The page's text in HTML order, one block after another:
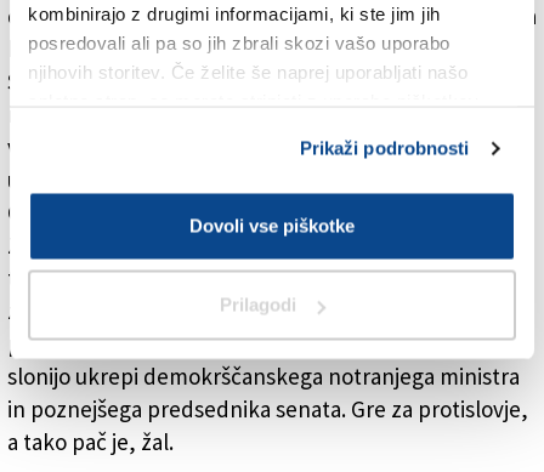
kombinirajo z drugimi informacijami, ki ste jim jih
posredovali ali pa so jih zbrali skozi vašo uporabo
njihovih storitev. Če želite še naprej uporabljati našo
Prikaži podrobnosti
Dovoli vse piškotke
Prilagodi
društvo Timava sta takratno sodbo upravičeno ocenila
kot zgodovinsko.
Slovenci smo torej lahko zadovoljni, da je predlog
vladna koalicija, tako vsaj upamo, ne bo sploh
ukvarjala. Tudi ker ne sodi v vladno pogodbo med
Gibanjem 5 zvezd in Ligo.
Zanimivo, da italijanski pravosodni organi kolikor
toliko dosledno uveljavljajo Mancinov zakon, ne pa
zakona iz leta 1952, ki prepoveduje fašistično
propagando (znan je kot zakon Scelba), na katerem
slonijo ukrepi demokrščanskega notranjega ministra
in poznejšega predsednika senata. Gre za protislovje,
a tako pač je, žal.